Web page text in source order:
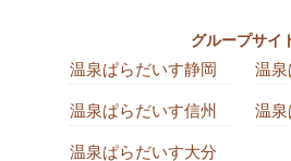
グループサイ
温泉ぱらだいす静岡 温泉
温泉ぱらだいす信州 温
温泉ぱらだいす大分